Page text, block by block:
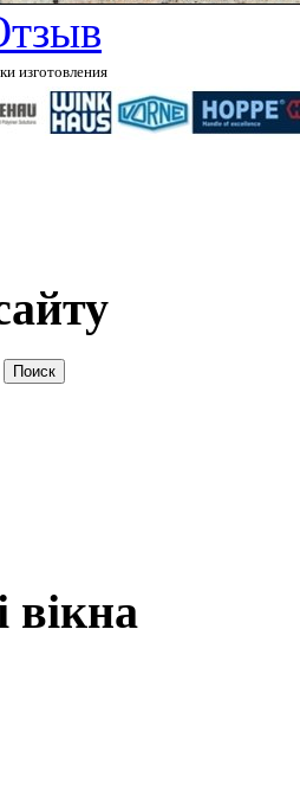
изготовления
|Роллокасеты Рольставни 5 дней, |
камень мрамор, гранит 7 дней |
вікна